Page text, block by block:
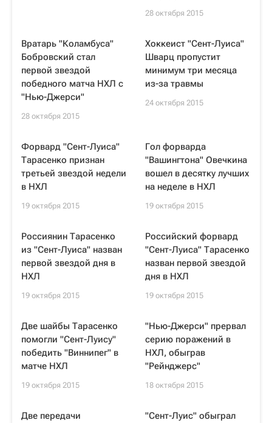
28 октября 2015
Вратарь "Коламбуса"
Бобровский стал
первой звездой
победного матча НХЛ с
"Нью-Джерси"
28 октября 2015
Хоккеист "Сент-Луиса"
Шварц пропустит
минимум три месяца
из-за травмы
24 октября 2015
Форвард "Сент-Луиса"
Тарасенко признан
третьей звездой недели
в НХЛ
19 октября 2015
Гол форварда
"Вашингтона" Овечкина
вошел в десятку лучших
на неделе в НХЛ
19 октября 2015
Россиянин Тарасенко
из "Сент-Луиса" назван
первой звездой дня в
НХЛ
19 октября 2015
Российский форвард
"Сент-Луиса" Тарасенко
назван первой звездой
дня в НХЛ
19 октября 2015
Две шайбы Тарасенко
помогли "Сент-Луису"
победить "Виннипег" в
матче НХЛ
19 октября 2015
"Нью-Джерси" прервал
серию поражений в
НХЛ, обыграв
"Рейнджерс"
18 октября 2015
Две передачи
"Сент-Луис" обыграл